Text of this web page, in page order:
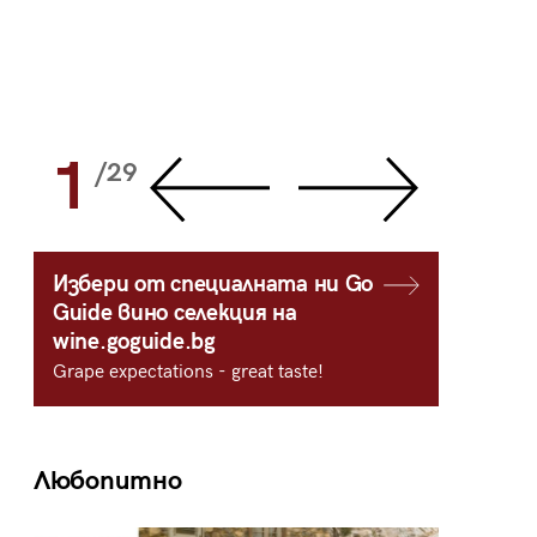
1 /29
Избери от специалната ни Go
Guide вино селекция на
wine.goguide.bg
Grape expectations - great taste!
Любопитно